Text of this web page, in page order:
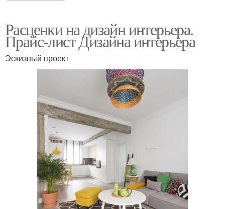
Расценки на дизайн интерьера.
Прайс-лист Дизайна интерьера
Эскизный проект